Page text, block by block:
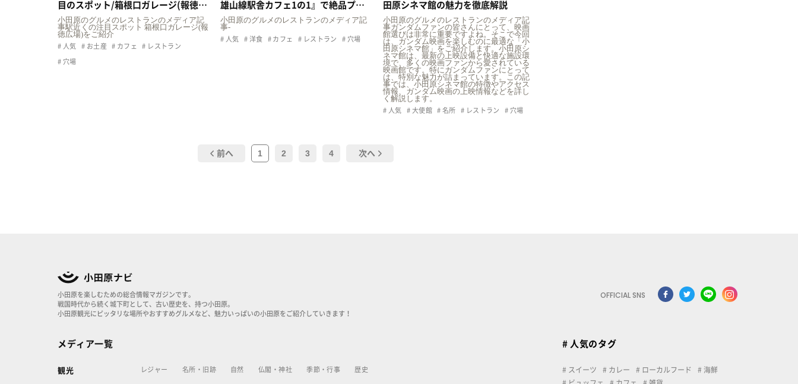
目のスポット/箱根口ガレージ(報徳広
場)
小田原のグルメのレストランのメディア記
事駅近くの注目スポット 箱根口ガレージ(報
徳広場)をご紹介
人気 お土産 カフェ レストラン
穴場
雄山線駅舎カフェ1の1』で絶品プリ
ンを堪能♪
小田原のグルメのレストランのメディア記
事-
人気 洋食 カフェ レストラン 穴場
田原シネマ館の魅力を徹底解説
小田原のグルメのレストランのメディア記
事ガンダムファンの皆さんにとって、映画
館選びは非常に重要ですよね。そこで今回
は、ガンダム映画を楽しむのに最適な「小
田原シネマ館」をご紹介します。小田原シ
ネマ館は、最新の上映設備と快適な施設環
境で、多くの映画ファンから愛されている
映画館です。特にガンダムファンにとって
は、特別な魅力が詰まっています。この記
事では、小田原シネマ館の特徴やアクセス
情報、ガンダム映画の上映情報などを詳し
く解説します。
人気 大使館 名所 レストラン 穴場
前へ 1 2 3 4 次へ
小田原を楽しむための総合情報マガジンです。
戦国時代から続く城下町として、古い歴史を、持つ小田原。
小田原観光にピッタリな場所やおすすめグルメなど、魅力いっぱいの小田原をご紹介していきます！
OFFICIAL SNS
メディア一覧
観光 レジャー 名所・旧跡 自然 仏閣・神社 季節・行事 歴史
# 人気のタグ
スイーツ カレー ローカルフード
海鮮